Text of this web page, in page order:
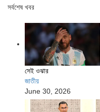
সর্বশেষ খবর
সেই ওঝার
জাতীয়
June 30, 2026